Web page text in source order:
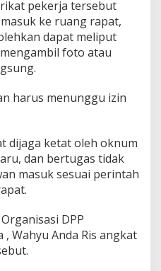
pekerja tersebut
ke ruang rapat,
dapat meliput
foto atau
harus menunggu izin
dijaga ketat oleh oknum
dan bertugas tidak
masuk sesuai perintah
DPP
Wahyu Anda Ris angkat